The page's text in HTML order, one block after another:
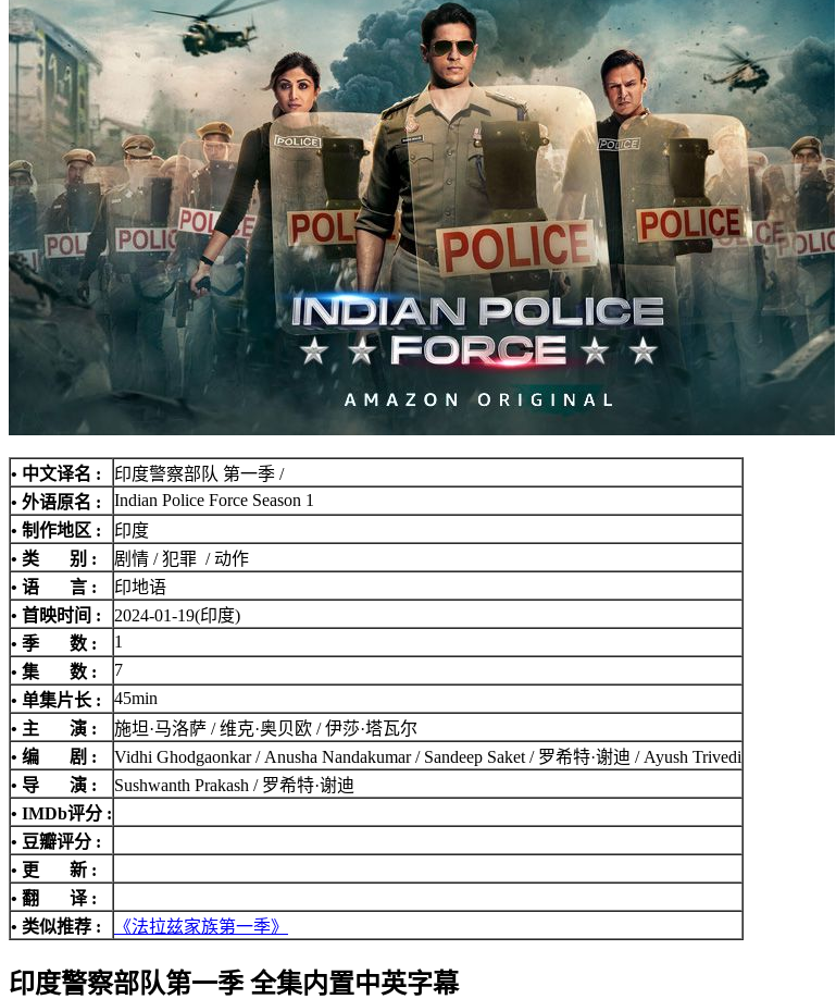
• 中文译名 :
印度警察部队 第一季 /
• 外语原名 :
Indian Police Force Season 1
• 制作地区 :
印度
• 类 别 :
剧情 / 犯罪 / 动作
• 语 言 :
印地语
• 首映时间 :
2024-01-19(印度)
• 季 数 :
1
• 集 数 :
7
• 单集片长 :
45min
• 主 演 :
施坦·马洛萨 / 维克·奥贝欧 / 伊莎·塔瓦尔
• 编 剧 :
Vidhi Ghodgaonkar / Anusha Nandakumar / Sandeep Saket / 罗希特·谢迪 / Ayush Trivedi
• 导 演 :
Sushwanth Prakash / 罗希特·谢迪
• IMDb评分 :
• 豆瓣评分 :
• 更 新 :
• 翻 译 :
• 类似推荐 :
《法拉兹家族第一季》
印度警察部队第一季 全集内置中英字幕